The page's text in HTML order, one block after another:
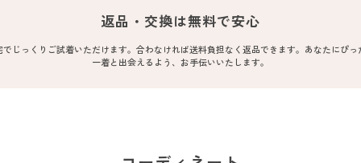
返品・交換は無料で安心
でじっくりご試着いただけます。合わなければ送料負担なく返品できます。あなたにぴっ
一着と出会えるよう、お手伝いいたします。